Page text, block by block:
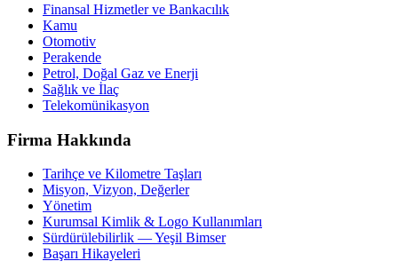
Finansal Hizmetler ve Bankacılık
Kamu
Otomotiv
Perakende
Petrol, Doğal Gaz ve Enerji
Sağlık ve İlaç
Telekomünikasyon
Firma Hakkında
Tarihçe ve Kilometre Taşları
Misyon, Vizyon, Değerler
Yönetim
Kurumsal Kimlik & Logo Kullanımları
Sürdürülebilirlik — Yeşil Bimser
Başarı Hikayeleri